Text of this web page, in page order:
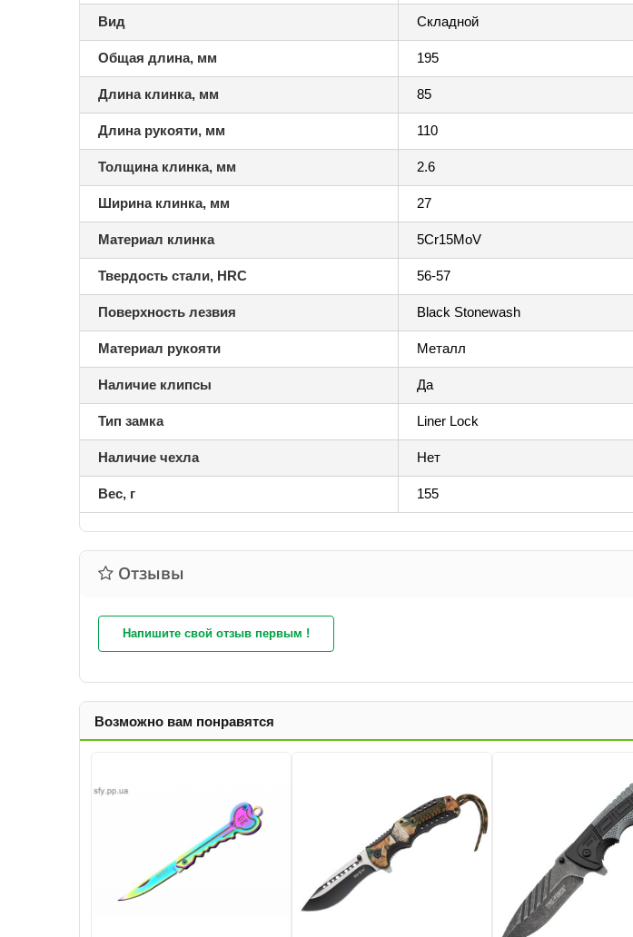
Вид Складной
Общая длина, мм 195
Длина клинка, мм 85
Длина рукояти, мм 110
Толщина клинка, мм 2.6
Ширина клинка, мм 27
Материал клинка 5Cr15MoV
Твердость стали, HRC 56-57
Поверхность лезвия Black Stonewash
Материал рукояти Металл
Наличие клипсы Да
Тип замка Liner Lock
Наличие чехла Нет
Вес, г 155
Отзывы
Напишите свой отзыв первым !
Возможно вам понравятся